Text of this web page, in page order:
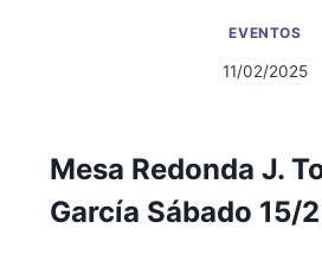
EVENTOS
11/02/2025
Mesa Redonda J.
García Sábado 15/2